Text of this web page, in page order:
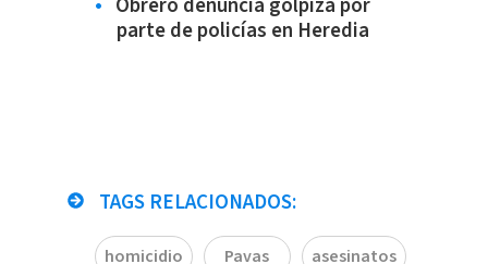
Obrero denuncia golpiza por
parte de policías en Heredia
TAGS RELACIONADOS:
homicidio Pavas asesinatos